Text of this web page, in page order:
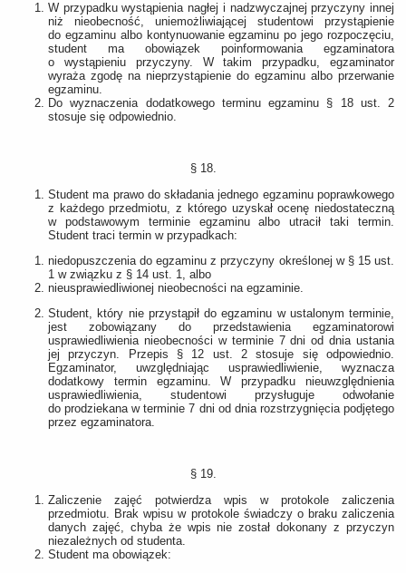
W przypadku wystąpienia nagłej i nadzwyczajnej przyczyny innej
niż nieobecność, uniemożliwiającej studentowi przystąpienie
do egzaminu albo kontynuowanie egzaminu po jego rozpoczęciu,
student ma obowiązek poinformowania egzaminatora
o wystąpieniu przyczyny. W takim przypadku, egzaminator
wyraża zgodę na nieprzystąpienie do egzaminu albo przerwanie
egzaminu.
Do wyznaczenia dodatkowego terminu egzaminu § 18 ust. 2
stosuje się odpowiednio.
§ 18.
Student ma prawo do składania jednego egzaminu poprawkowego
z każdego przedmiotu, z którego uzyskał ocenę niedostateczną
w podstawowym terminie egzaminu albo utracił taki termin.
Student traci termin w przypadkach:
niedopuszczenia do egzaminu z przyczyny określonej w § 15 ust.
1 w związku z § 14 ust. 1, albo
nieusprawiedliwionej nieobecności na egzaminie.
Student, który nie przystąpił do egzaminu w ustalonym terminie,
jest zobowiązany do przedstawienia egzaminatorowi
usprawiedliwienia nieobecności w terminie 7 dni od dnia ustania
jej przyczyn. Przepis § 12 ust. 2 stosuje się odpowiednio.
Egzaminator, uwzględniając usprawiedliwienie, wyznacza
dodatkowy termin egzaminu. W przypadku nieuwzględnienia
usprawiedliwienia, studentowi przysługuje odwołanie
do prodziekana w terminie 7 dni od dnia rozstrzygnięcia podjętego
przez egzaminatora.
§ 19.
Zaliczenie zajęć potwierdza wpis w protokole zaliczenia
przedmiotu. Brak wpisu w protokole świadczy o braku zaliczenia
danych zajęć, chyba że wpis nie został dokonany z przyczyn
niezależnych od studenta.
Student ma obowiązek: